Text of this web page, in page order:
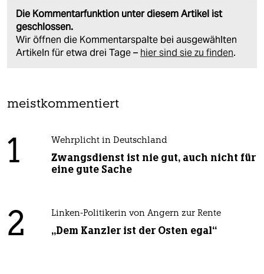
Die Kommentarfunktion unter diesem Artikel ist
geschlossen.
Wir öffnen die Kommentarspalte bei ausgewählten
Artikeln für etwa drei Tage – hier sind sie zu finden.
meistkommentiert
1 Wehrplicht in Deutschland
Zwangsdienst ist nie gut, auch nicht für
eine gute Sache
2 Linken-Politikerin von Angern zur Rente
„Dem Kanzler ist der Osten egal“